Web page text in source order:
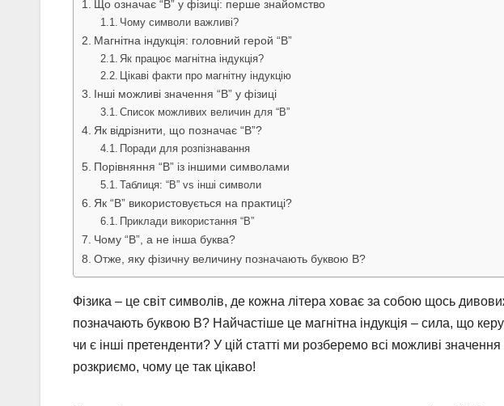
Що означає “В” у фізиці: перше знайомство
Чому символи важливі?
Магнітна індукція: головний герой “В”
Як працює магнітна індукція?
Цікаві факти про магнітну індукцію
Інші можливі значення “В” у фізиці
Список можливих величин для “В”
Як відрізнити, що позначає “В”?
Поради для розпізнавання
Порівняння “В” із іншими символами
Таблиця: “В” vs інші символи
Як “В” використовується на практиці?
Приклади використання “В”
Чому “В”, а не інша буква?
Отже, яку фізичну величину позначають буквою В?
Фізика – це світ символів, де кожна літера ховає за собою щось
позначають буквою В? Найчастіше це магнітна індукція – сила, що
чи є інші претенденти? У цій статті ми розберемо всі можливі значення
розкриємо, чому це так цікаво!